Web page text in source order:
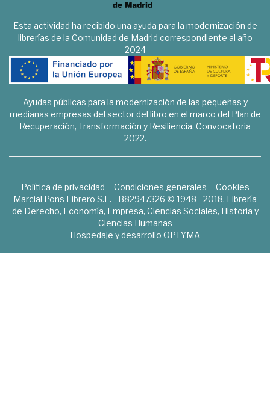
Esta actividad ha recibido una ayuda para la modernización de
librerías de la Comunidad de Madrid correspondiente al año
2024
Ayudas públicas para la modernización de las pequeñas y
medianas empresas del sector del libro en el marco del Plan de
Recuperación, Transformación y Resiliencia. Convocatoria
2022.
Política de privacidad Condiciones generales
Cookies
Marcial Pons Librero S.L. - B82947326 © 1948 - 2018. Librería
de Derecho, Economía, Empresa, Ciencias Sociales, Historia y
Ciencias Humanas
Hospedaje y desarrollo OPTYMA